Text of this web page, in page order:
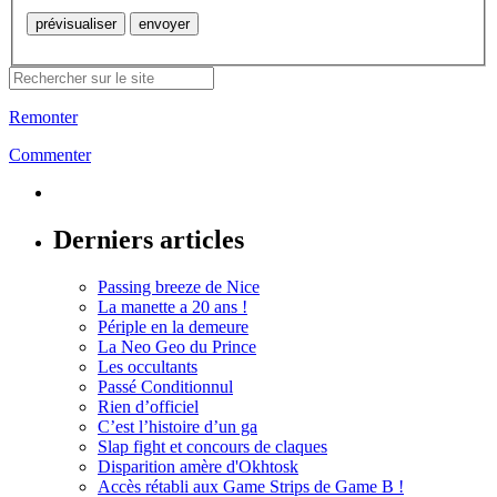
Remonter
Commenter
Derniers articles
Passing breeze de Nice
La manette a 20 ans !
Périple en la demeure
La Neo Geo du Prince
Les occultants
Passé Conditionnul
Rien d’officiel
C’est l’histoire d’un ga
Slap fight et concours de claques
Disparition amère d'Okhtosk
Accès rétabli aux Game Strips de Game B !